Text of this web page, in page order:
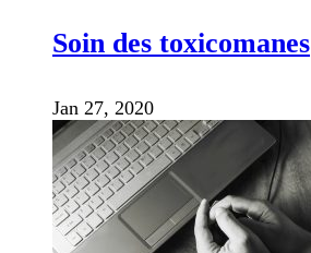
Soin des toxicomanes
Jan 27, 2020